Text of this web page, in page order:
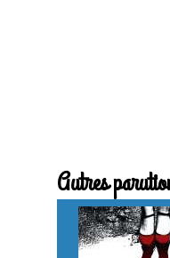
Autres